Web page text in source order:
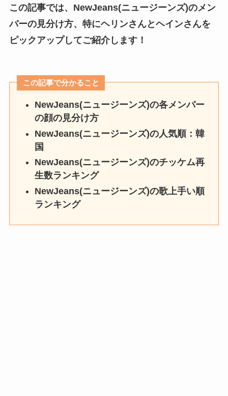
この記事では、NewJeans(ニュージーンズ)のメン
バーの見分け方、特にヘリンさんとヘインさんを
ピックアップしてご紹介します！
この記事で分かること
NewJeans(ニュージーンズ)の各メンバー
の顔の見分け方
NewJeans(ニュージーンズ)の人気順：韓
国
NewJeans(ニュージーンズ)のチッケム再
生数ランキング
NewJeans(ニュージーンズ)の歌上手い順
ランキング